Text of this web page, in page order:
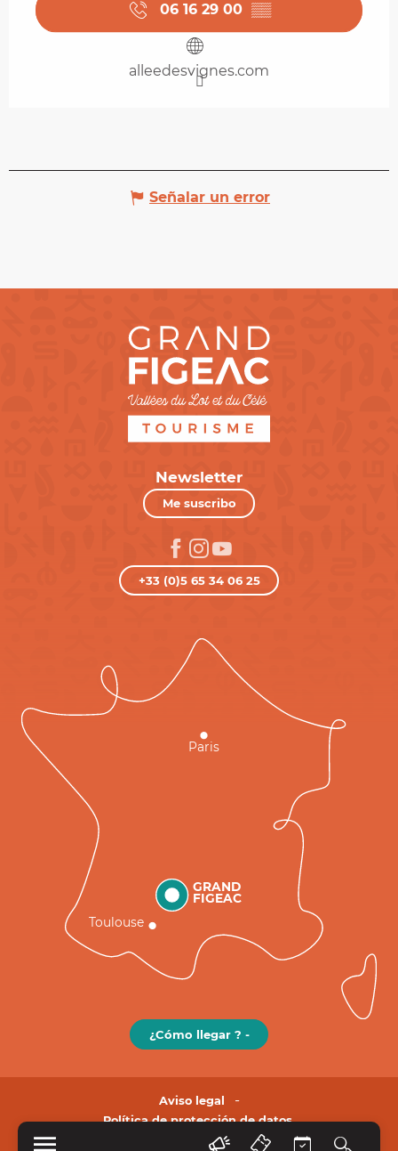
06 16 29 00 ▒▒
alleedesvignes.com
Señalar un error
Newsletter
Me suscribo
+33 (0)5 65 34 06 25
GRAND
FIGEAC
Toulouse
Paris
¿Cómo llegar ? -
Aviso legal
Política de protección de datos.